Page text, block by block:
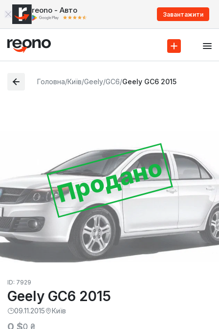
reono - Авто Завантажити
Головна/Київ/Geely/GC6/Geely GC6 2015
Продано
ID: 7929
Geely GC6 2015
09.11.2015 Київ
0 ₴